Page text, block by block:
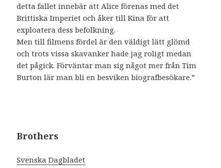
detta fallet innebär att Alice förenas med det
Brittiska Imperiet och åker till Kina för att
exploatera dess befolkning.
Men till filmens fördel är den väldigt lätt glömd
och trots vissa skavanker hade jag roligt medan
det pågick. Förväntar man sig något mer från Tim
Burton lär man bli en besviken biografbesökare.”
Brothers
Svenska Dagbladet